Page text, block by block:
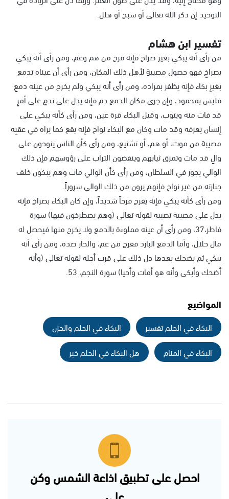
التوحيد إن ذكر الله تعالى أو سبح أو هلل.
تفسير ابن هشام
من رأى أنه يبكي بغير صراخ فإنه فرج من هم وغم، ومن رأى أنه يبكي
بصراخٍ فهو حصول مصيبةٍ لأهل ذلك المكان، ومن رأى أن عيناه تدمع
بغيرِ بكاء فإنه يظفر بمراده، ومن رأى أنه يبكي ولم يخرج من عينه دمعٍ
فليس بمحمود، وإن جرى مكان الدمع دم فإنه يدل على ندمٍ على أمرٍ
قد فات منه ويتوب، وقيل البكاء قرة عين، ومن رأى كأنه يبكي على
إنسان يعرفه وقد مات وكان مع البكاء نواح فإنه يقع كما يراه في عقبِه
مصيبة من موت، أو هم، أو تشنيع، ومن رأى كأن الناس ينوحون على
والٍ قد مات وتمزق ثيابهم وينفضون التراب على رؤوسهم فإن ذلك
الوالي يجور في السلطان، ومن رأى كأن الوالي مات وهم يبكون خلف
جنازته من غير نواح فإنهم يرون من ذلك الوالي سروراً.
ومن رأى كأنه يبكي فإنه يفرح فرحاً شديداً، وإن كان البكاء بصراخ فإنه
يدل على مصيبة تصيبه لقوله تعالى (وهم يصطرخون فيها) سورة
فاطر،37، ومن رأى أن عينه مملوءة بالدمع ولا يخرج منها فيحصل له
مال حلال، وأما الدمع البارد ففرج من غم، والحار ضده، ومن رأى أنه
يبكي ثم يضحك بعدها دل ذلك على قرب أجله لقوله تعالى (وأنه
أضحك وأبكى وأنه هو أمات وأحيا) سورة النجم، 53.
المواضيع
البكاء في الحلم تفسير
البكاء في الحلم والحزن
البكاء في المنام
هل البكاء في الحلم خير
احصل على تطبيق اذاعة الشمس وكن